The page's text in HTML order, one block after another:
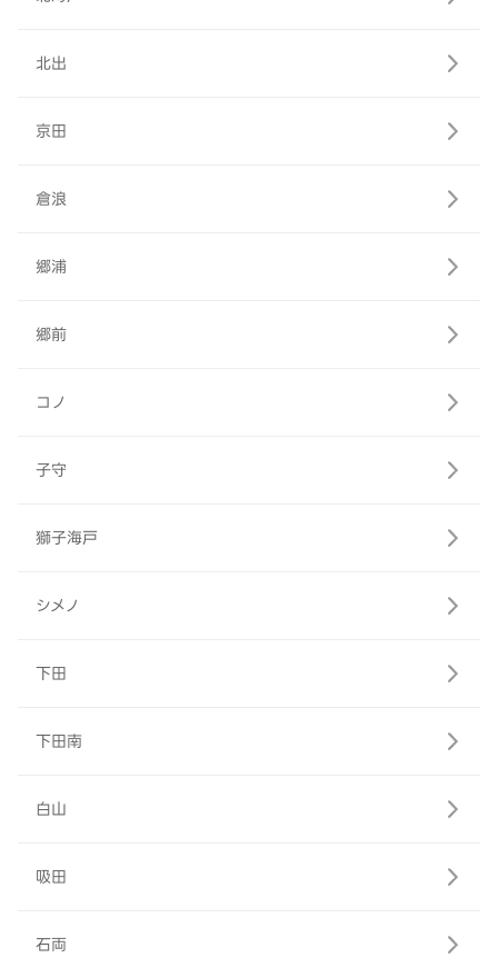
北出
京田
倉浪
郷浦
郷前
コノ
子守
獅子海戸
シメノ
下田
下田南
白山
吸田
石両